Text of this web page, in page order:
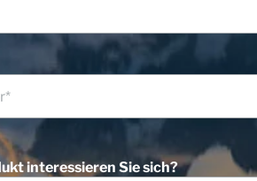
interessieren Sie sich?